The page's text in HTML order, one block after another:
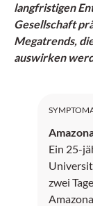
langfristigen
Gesellschaft
Megatrends,
auswirken
Ein 25-
zwei